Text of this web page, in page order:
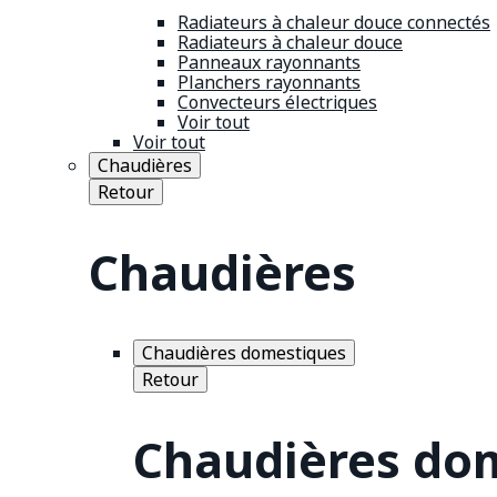
Radiateurs à chaleur douce connectés
Radiateurs à chaleur douce
Panneaux rayonnants
Planchers rayonnants
Convecteurs électriques
Voir tout
Voir tout
Chaudières
Retour
Chaudières
Chaudières domestiques
Retour
Chaudières